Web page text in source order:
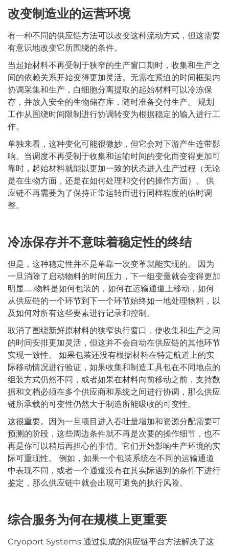
改变制造业的运营环境
有一种不同的供应链方法可以改变这种流动方式，但这需要
有意识地改变它所围绕的条件。
当起始材料不再受制于狭窄的生产窗口期时，收集和生产之
间的依赖关系开始变得更加灵活。无需在紧迫的时间框架内
协调采集和生产，白细胞分离提取的起始材料可以冷冻保
存，并放入安全的生物储存库，随时准备交付生产。 规划
工作从围绕时间限制进行协调转变为根据稳定的输入进行工
作。
单独来看，这种变化可能很微妙，但它会对下游产生连带影
响。当调度不再受制于收集和运输时间的变化而变得更加可
靠时，起始材料就能以更加一致的状态进入生产过程（无论
是在生物方面，还是在如何处理和交付的操作方面）。 供
应链不再需要为了保持正常运转而进行同样程度的临时调
整。
冷冻保存并不意味着稳定性的终结
但是，这种稳定性并不是单靠一次变革就能实现的。 因为
一旦消除了启动物料的时间压力，下一组变量就会变得更加
明显……物料是如何包装的，如何在运输通道上移动，如何
从供应链的一个环节到下一个环节始终如一地处理物料，以
及如何对所有这些要素进行记录和控制。
取消了围绕新鲜原材料的狭窄执行窗口，使收集和生产之间
的时间安排更加灵活，但这并不会自动在供应链的其他环节
实现一致性。 如果包装还没有根据材料在特定航道上的实
际移动情况进行验证，如果收集和制造工具包在不同地点的
组装方式仍然不同，或者如果在材料向前移动之前，支持数
据和文档必须在多个供应商和系统之间进行协调，那么供应
链所承载的可变性仍然大于制造所能吸收的可变性。
这很重要。因为一旦项目进入吞吐量增加和资源分配需要可
预测的阶段，这些周边条件就不再是次要的操作细节，也不
再是你可以稍后再担心的事情。它们开始影响生产环境的实
际可重现性。 例如，如果一个包装系统在不同的运输通道
中表现不同，或者一个通道没有在其实际遇到的条件下进行
鉴定，那么供应链中就会出现可避免的执行风险。
综合服务为何在规模上更重要
Cryoport Systems 通过集成的供应链平台方法解决了这